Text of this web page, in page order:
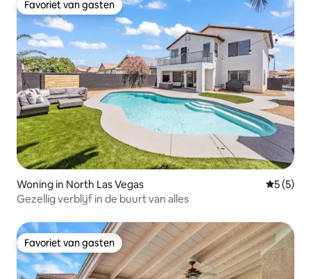
Favoriet van gasten
Favoriet van gasten
Woning in North Las Vegas
5 (5)
Gezellig verblijf in de buurt van alles
Favoriet van gasten
Favoriet van gasten